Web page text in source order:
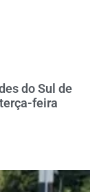
do Sul de
feira